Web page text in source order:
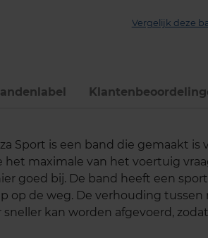
Vergelijk deze
Sport is een band die gemaakt is
het maximale van het voertuig
goed bij. De band heeft een
op de weg. De verhouding tussen
kan worden afgevoerd,